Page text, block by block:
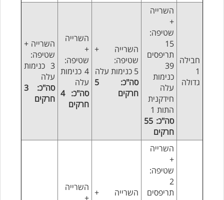
חבילה
1
גדולה
השרייה
+
שטיפה:
15
תריפסים
39
כנימות
עלה
חידקנית
התות 1
סה"כ: 55
חרקים
השרייה +
שטיפה:
5 כנימות עלה
סה"כ: 5
חרקים
השרייה
+
שטיפה:
4 כנימות
עלה
סה"כ: 4
חרקים
השרייה +
שטיפה:
3 כנימות
עלה
סה"כ: 3
חרקים
השרייה
+
שטיפה:
2
תריפסים
השרייה + השרייה